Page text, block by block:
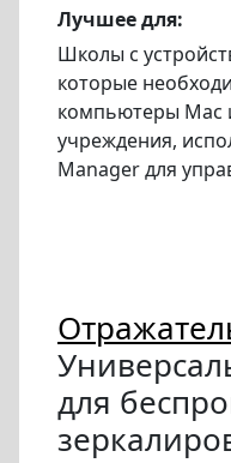
Лучшее для:
Школы с
которые
компьютеры Mac
учреждения,
Manager для
для